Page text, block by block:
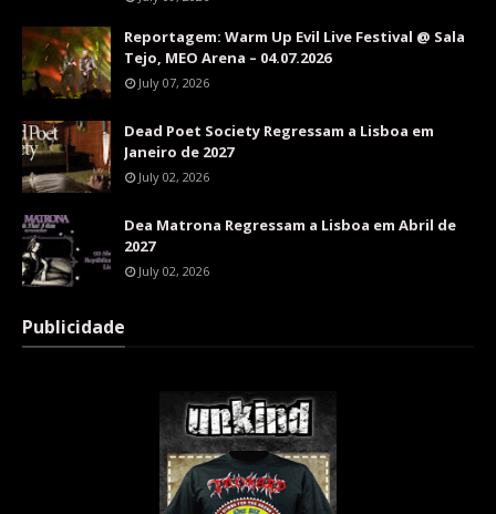
Reportagem: Warm Up Evil Live Festival @ Sala
Tejo, MEO Arena – 04.07.2026
July 07, 2026
Dead Poet Society Regressam a Lisboa em
Janeiro de 2027
July 02, 2026
Dea Matrona Regressam a Lisboa em Abril de
2027
July 02, 2026
Publicidade